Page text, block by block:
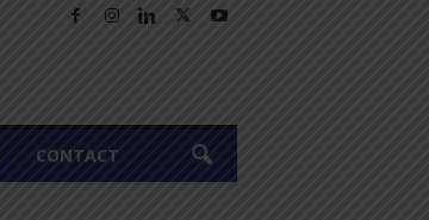
CONTACT